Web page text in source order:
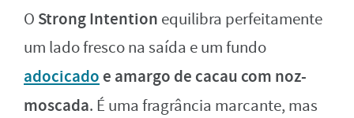
O Strong Intention equilibra perfeitamente
um lado fresco na saída e um fundo
adocicado e amargo de cacau com noz-
moscada. É uma fragrância marcante, mas